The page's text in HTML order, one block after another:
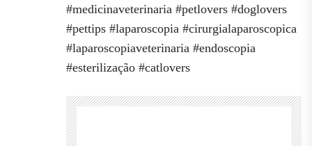
#medicinaveterinaria #petlovers #doglovers
#pettips #laparoscopia #cirurgialaparoscopica
#laparoscopiaveterinaria #endoscopia
#esterilização #catlovers